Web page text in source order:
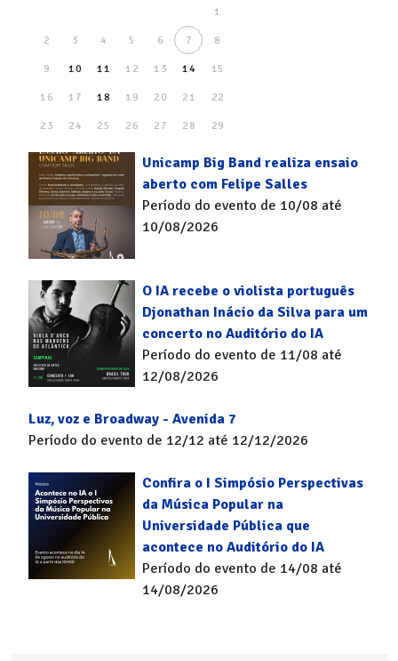
1
2 3 4 5 6 7 8
9 10 11 12 13 14 15
16 17 18 19 20 21 22
23 24 25 26 27 28 29
30 31
Unicamp Big Band realiza ensaio
aberto com Felipe Salles
Período do evento de 10/08 até
10/08/2026
O IA recebe o violista português
Djonathan Inácio da Silva para um
concerto no Auditório do IA
Período do evento de 11/08 até
12/08/2026
Luz, voz e Broadway - Avenida 7
Período do evento de 12/12 até 12/12/2026
Confira o I Simpósio Perspectivas
da Música Popular na
Universidade Pública que
acontece no Auditório do IA
Período do evento de 14/08 até
14/08/2026